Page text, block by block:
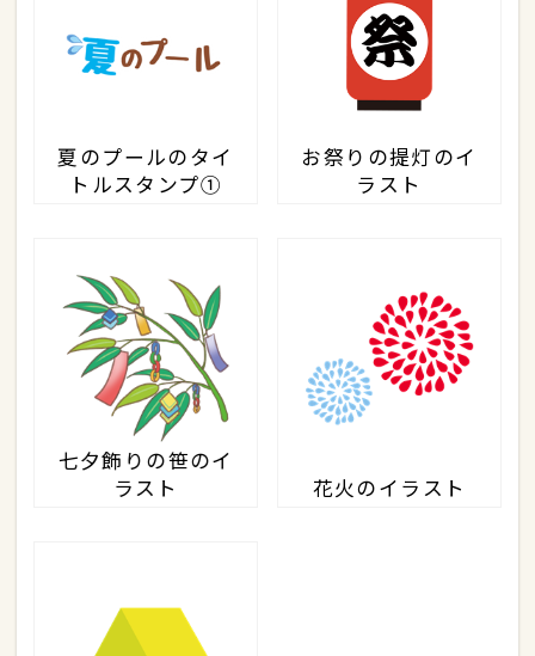
夏のプールのタイ
トルスタンプ①
お祭りの提灯のイ
ラスト
七夕飾りの笹のイ
ラスト
花火のイラスト